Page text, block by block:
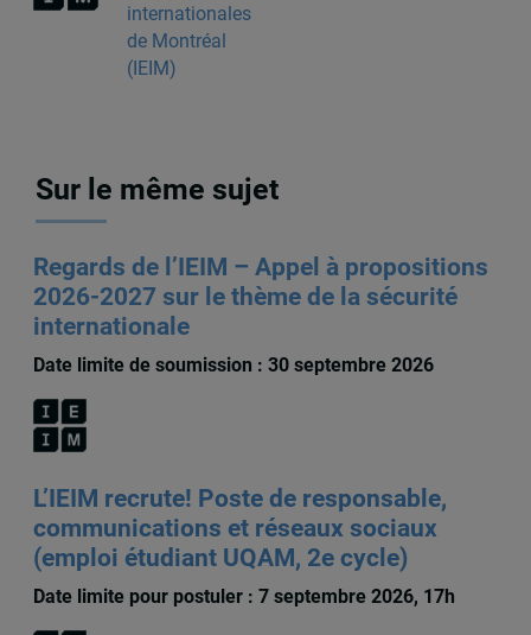
internationales
de Montréal
(IEIM)
Sur le même sujet
Regards de l’IEIM – Appel à propositions
2026-2027 sur le thème de la sécurité
internationale
Date limite de soumission : 30 septembre 2026
L’IEIM recrute! Poste de responsable,
communications et réseaux sociaux
(emploi étudiant UQAM, 2e cycle)
Date limite pour postuler : 7 septembre 2026, 17h